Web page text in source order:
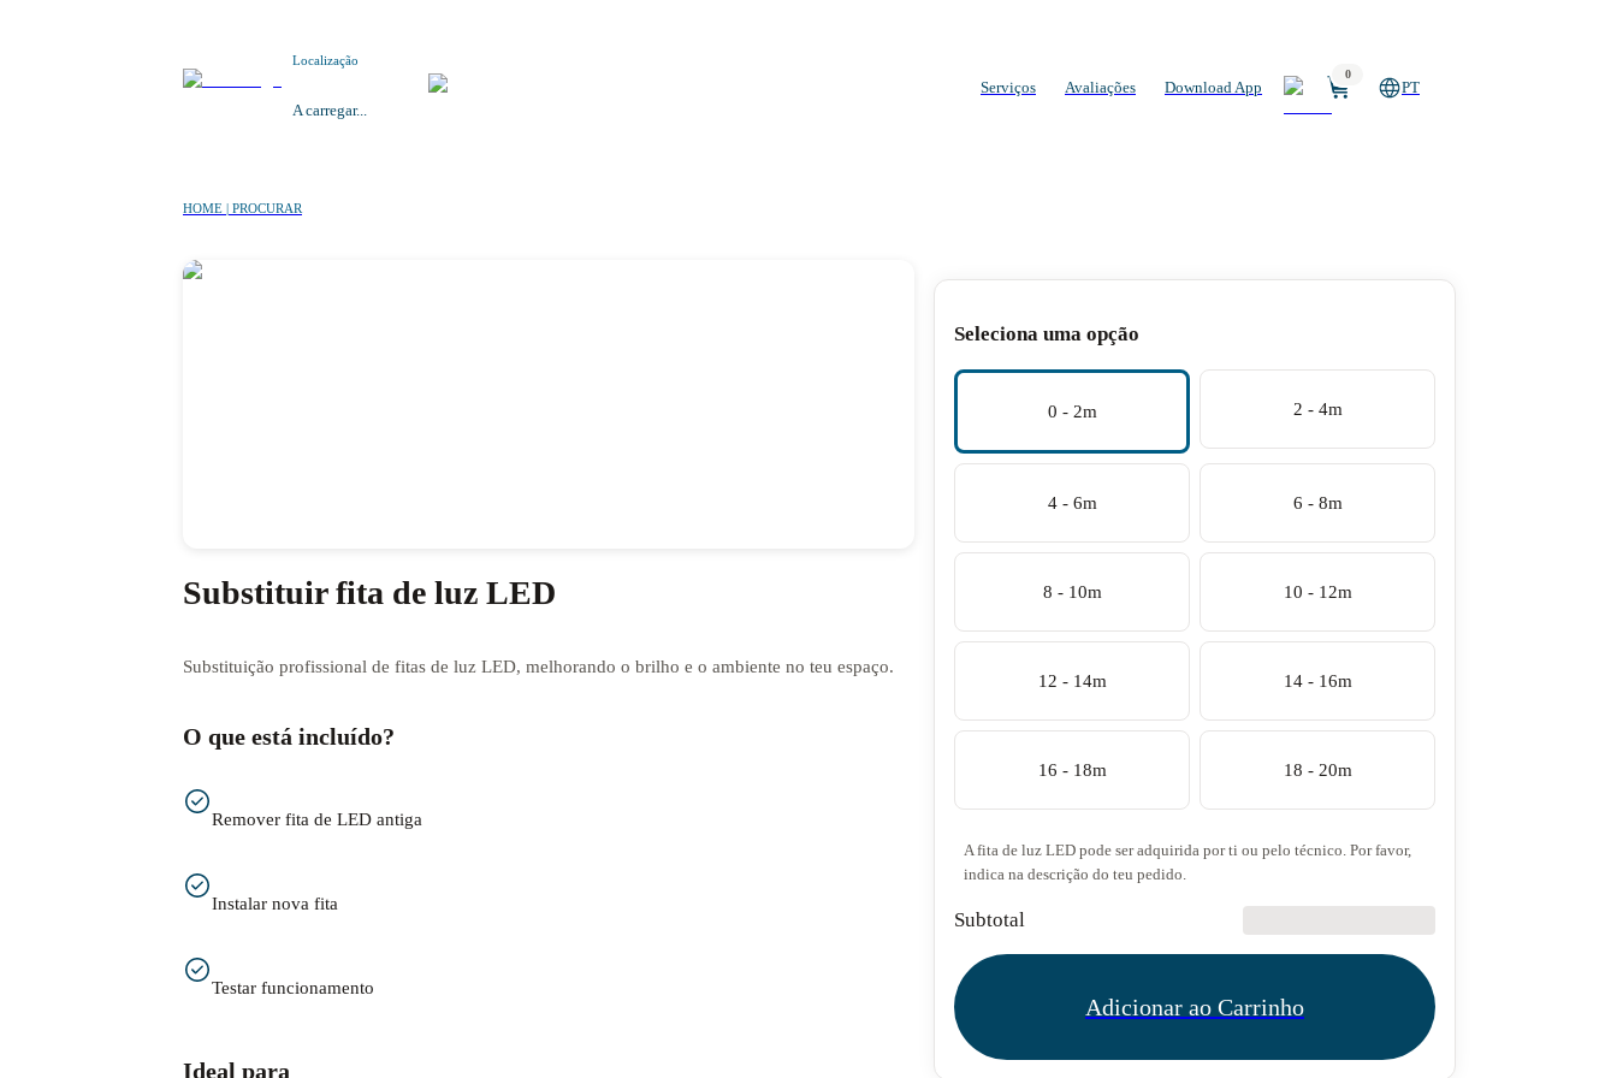
Localização
A carregar...
Serviços Avaliações Download App
0
PT
HOME | PROCURAR
Substituir fita de luz LED
Substituição profissional de fitas de luz LED, melhorando o brilho e o ambiente no teu espaço.
O que está incluído?
Remover fita de LED antiga
Instalar nova fita
Testar funcionamento
Ideal para
Seleciona uma opção
0 - 2m 2 - 4m
4 - 6m 6 - 8m
8 - 10m 10 - 12m
12 - 14m 14 - 16m
16 - 18m 18 - 20m
A fita de luz LED pode ser adquirida por ti ou pelo técnico. Por favor,
indica na descrição do teu pedido.
Subtotal
Adicionar ao Carrinho